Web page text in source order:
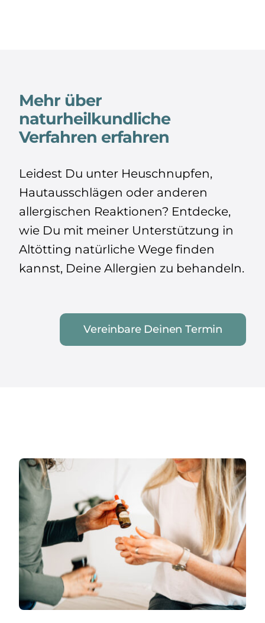
Mehr über
naturheilkundliche
Verfahren erfahren
Leidest Du unter Heuschnupfen,
Hautausschlägen oder anderen
allergischen Reaktionen? Entdecke,
wie Du mit meiner Unterstützung in
Altötting natürliche Wege finden
kannst, Deine Allergien zu behandeln.
Vereinbare Deinen Termin